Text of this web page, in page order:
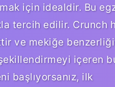
için idealdir. Bu
tercih edilir. Crunch
ve mekiğe
şekillendirmeyi içeren
başlıyorsanız, ilk